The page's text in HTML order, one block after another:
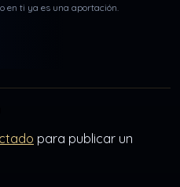
en ti ya es una aportación.
para publicar un